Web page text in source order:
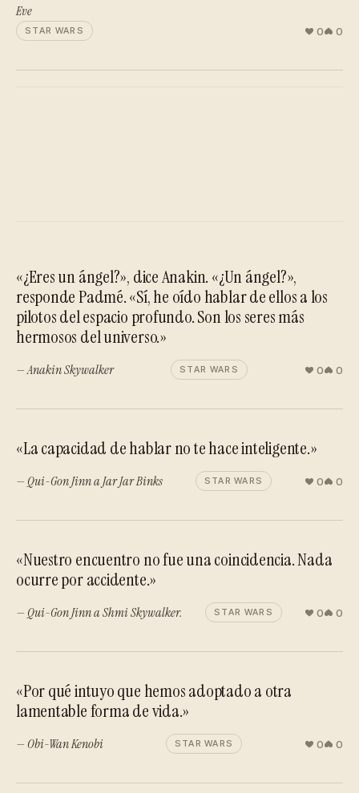
Eve
STAR WARS 0 0
«¿Eres un ángel?», dice Anakin. «¿Un ángel?»,
responde Padmé. «Sí, he oído hablar de ellos a los
pilotos del espacio profundo. Son los seres más
hermosos del universo.»
— Anakin Skywalker STAR WARS 0 0
«La capacidad de hablar no te hace inteligente.»
— Qui-Gon Jinn a Jar Jar Binks STAR WARS 0 0
«Nuestro encuentro no fue una coincidencia. Nada
ocurre por accidente.»
— Qui-Gon Jinn a Shmi Skywalker. STAR WARS 0 0
«Por qué intuyo que hemos adoptado a otra
lamentable forma de vida.»
— Obi-Wan Kenobi STAR WARS 0 0